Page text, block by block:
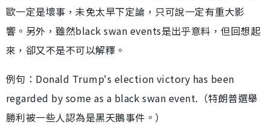
歐一定是壞事，未免太早下定論，只可說一定有重大影
響。另外，雖然black swan events是出乎意料，但回想起
來，卻又不是不可以解釋。
例句：Donald Trump's election victory has been
regarded by some as a black swan event.（特朗普選舉
勝利被一些人認為是黑天鵝事件。）